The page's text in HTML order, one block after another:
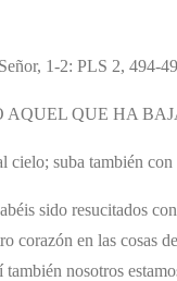
1-2: PLS 2, 494-
QUE HA
cielo; suba también
sido resucitados
corazón en las cosas
nosotros